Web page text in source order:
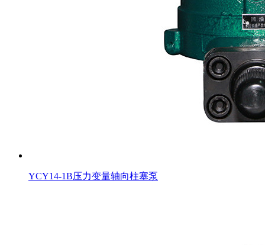
YCY14-1B压力变量轴向柱塞泵